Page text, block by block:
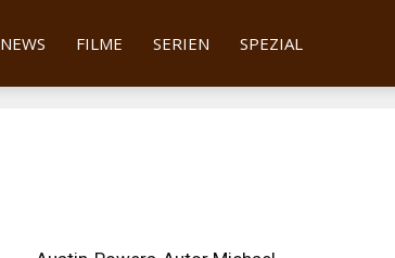
NEWS FILME SERIEN SPEZIAL